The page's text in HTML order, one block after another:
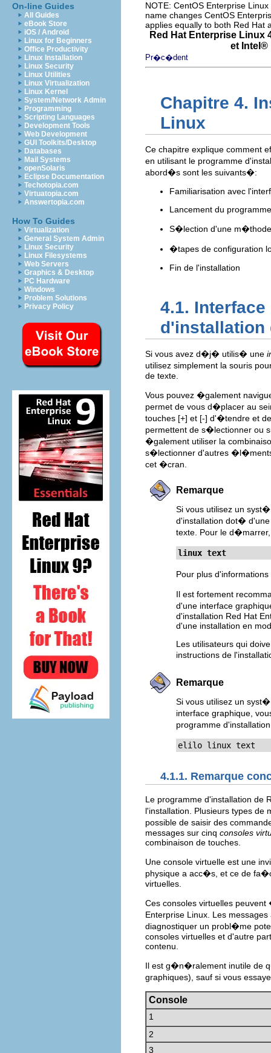
On-line Guides
All Guides
eBook Store
iOS / Android
Linux for Beginners
Office Productivity
Linux Installation
Linux Security
Linux Utilities
Linux Virtualization
Linux Kernel
System/Network Admin
Programming
Scripting Languages
Development Tools
Web Development
GUI Toolkits/Desktop
Databases
Mail Systems
openSolaris
Eclipse Documentation
Techotopia.com
Virtuatopia.com
Answertopia.com
How To Guides
Virtualization
General System Admin
Linux Security
Linux Filesystems
Web Servers
Graphics & Desktop
PC Hardware
Windows
Problem Solutions
Privacy Policy
NOTE: CentOS Enterprise
name changes CentOS
applies equally to both Red Hat
Red Hat Enterprise
et Intel ®
Pr�c�dent
Chapitre 4.
Linux
Ce chapitre explique comment
en utilisant le programme
abord�s sont les suivants�:
Familiarisation avec
Lancement du
S�lection d'une
�tapes de configuration
Fin de l'installation
4.1.
d'installation
Si vous avez d�j� utilis� une
utilisez simplement la souris
de texte.
Vous pouvez �galement
permet de vous d�placer au
touches [+] et [-] d'�tendre et
permettent de s�lectionner ou
�galement utiliser la
s�lectionner d'autres
cet �cran.
Remarque
Si vous utilisez un
d'installation dot� d'une
texte. Pour le
linux text
Pour plus
Il est fortement
d'une interface
d'installation Red Hat
d'une installation en
Les utilisateurs qui
instructions de
Remarque
Si vous utilisez un
interface graphique,
programme
elilo linux text
4.1.1. Remarque
Le programme d'installation de
l'installation. Plusieurs types
possible de saisir des
messages sur cinq consoles
combinaison de touches.
Une console virtuelle est une
physique a acc�s, et ce de
virtuelles.
Ces consoles virtuelles
Enterprise Linux. Les
diagnostiquer un probl�me
consoles virtuelles et d'autre
contenu.
Il est g�n�ralement inutile de
graphiques), sauf si vous
Console
1
2
3